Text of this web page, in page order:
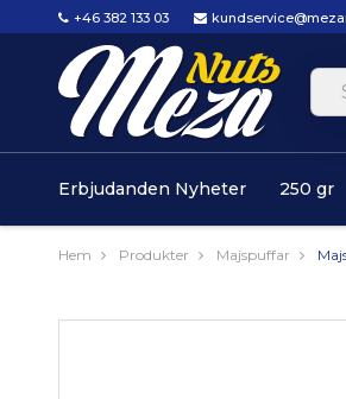
+46 382 133 03
Erbjudanden Nyheter 250 gr
Hem Produkter Majspuffar